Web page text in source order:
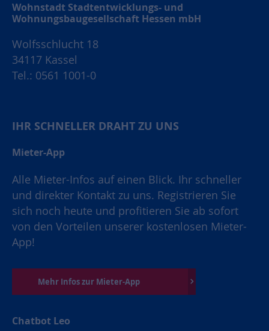
Wohnstadt Stadtentwicklungs- und
Wohnungsbaugesellschaft Hessen mbH
Wolfsschlucht 18
34117 Kassel
Tel.: 0561 1001-0
IHR SCHNELLER DRAHT ZU UNS
Mieter-App
Alle Mieter-Infos auf einen Blick. Ihr schneller
und direkter Kontakt zu uns. Registrieren Sie
sich noch heute und profitieren Sie ab sofort
von den Vorteilen unserer kostenlosen Mieter-
App!
Mehr Infos zur Mieter-App
Chatbot Leo